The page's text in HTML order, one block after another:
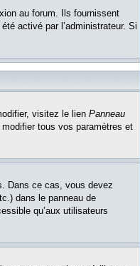
au forum. Ils fournissent
activé par l’administrateur. Si
visitez le lien Panneau
tous vos paramètres et
Dans ce cas, vous devez
dans le panneau de
qu’aux utilisateurs